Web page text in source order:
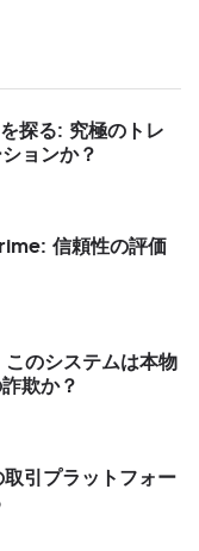
探る: 究極のトレ
ョンか？
信頼性の評価
のシステムは本物
欺か？
引プラットフォー